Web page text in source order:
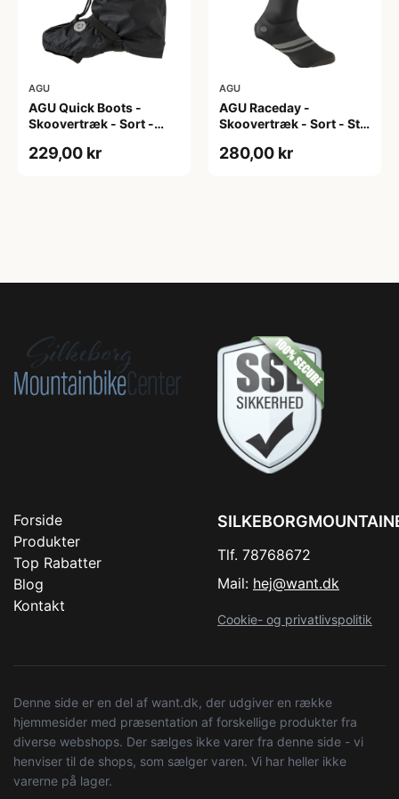
AGU
AGU Quick Boots -
Skoovertræk - Sort -
229,00 kr
AGU
AGU Raceday -
Skoovertræk - Sort - Str.
280,00 kr
Forside
Produkter
Top Rabatter
Blog
Kontakt
Tlf. 78768672
Mail: hej@want.dk
Cookie- og privatlivspolitik
Denne side er en del af want.dk, der udgiver en række
hjemmesider med præsentation af forskellige produkter fra
diverse webshops. Der sælges ikke varer fra denne side - vi
henviser til de shops, som sælger varen. Vi har heller ikke
varerne på lager.